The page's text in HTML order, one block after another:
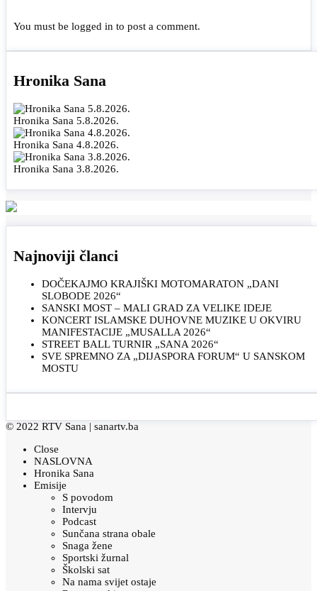
You must be logged in to post a comment.
Hronika Sana
Hronika Sana 5.8.2026.
Hronika Sana 4.8.2026.
Hronika Sana 3.8.2026.
Najnoviji članci
DOČEKAJMO KRAJIŠKI MOTOMARATON „DANI
SLOBODE 2026“
SANSKI MOST – MALI GRAD ZA VELIKE IDEJE
KONCERT ISLAMSKE DUHOVNE MUZIKE U OKVIRU
MANIFESTACIJE „MUSALLA 2026“
STREET BALL TURNIR „SANA 2026“
SVE SPREMNO ZA „DIJASPORA FORUM“ U SANSKOM
MOSTU
© 2022 RTV Sana | sanartv.ba
Close
NASLOVNA
Hronika Sana
Emisije
S povodom
Intervju
Podcast
Sunčana strana obale
Snaga žene
Sportski žurnal
Školski sat
Na nama svijet ostaje